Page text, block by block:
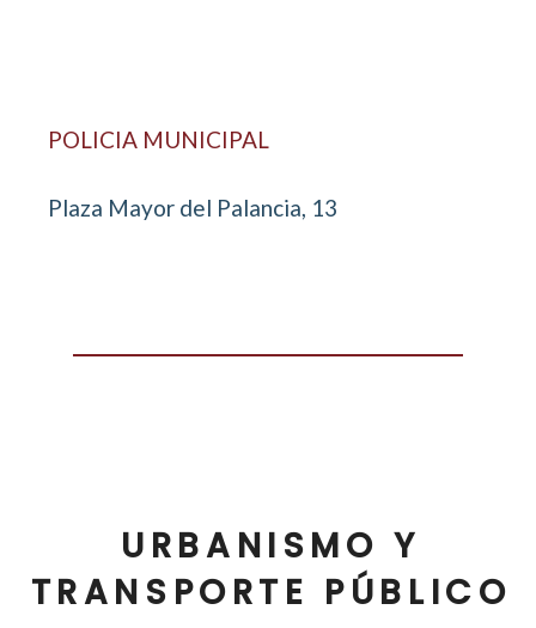
POLICIA MUNICIPAL
Plaza Mayor del Palancia, 13
URBANISMO Y
TRANSPORTE PÚBLICO